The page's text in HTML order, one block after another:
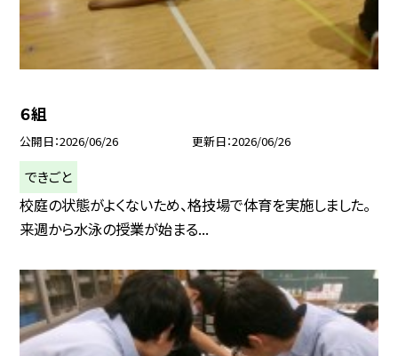
６組
公開日 2026/06/26 更新日 2026/06/26
できごと
校庭の状態がよくないため、格技場で体育を実施しました。
来週から水泳の授業が始まる...